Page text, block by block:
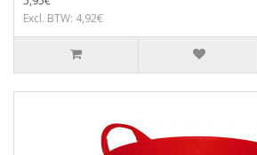
Excl. BTW: 4,92€